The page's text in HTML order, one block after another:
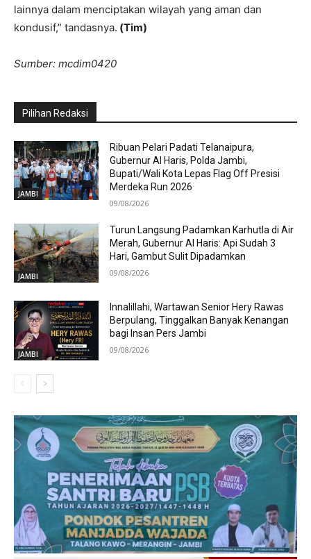
lainnya dalam menciptakan wilayah yang aman dan
kondusif,” tandasnya. (Tim)
Sumber: mcdim0420
Pilihan Redaksi
JAMBI
Ribuan Pelari Padati Telanaipura,
Gubernur Al Haris, Polda Jambi,
Bupati/Wali Kota Lepas Flag Off Presisi
Merdeka Run 2026
09/08/2026
JAMBI
Turun Langsung Padamkan Karhutla di Air
Merah, Gubernur Al Haris: Api Sudah 3
Hari, Gambut Sulit Dipadamkan
09/08/2026
JAMBI
Innalillahi, Wartawan Senior Hery Rawas
Berpulang, Tinggalkan Banyak Kenangan
bagi Insan Pers Jambi
09/08/2026